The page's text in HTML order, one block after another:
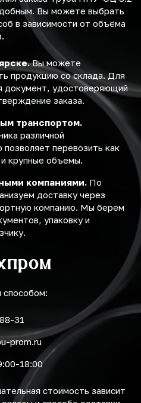
Вы можете выбрать
в зависимости от объёма
Вы можете
продукцию со склада. Для
документ, удостоверяющий
заказа.
транспортом.
различной
перевозить как
крупные объемы.
компаниями. По
доставку через
компанию. Мы берем
упаковку и
способом:
31
prom.ru
18:00
стоимость зависит